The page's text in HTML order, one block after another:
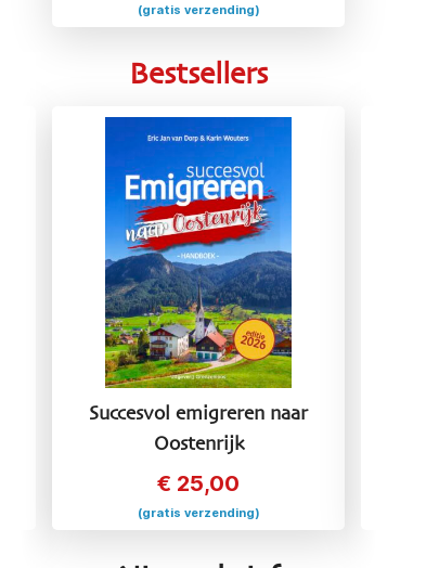
(gratis verzending)
Bestsellers
Succesvol emigreren naar
Oostenrijk
€ 25,00
(gratis verzending)